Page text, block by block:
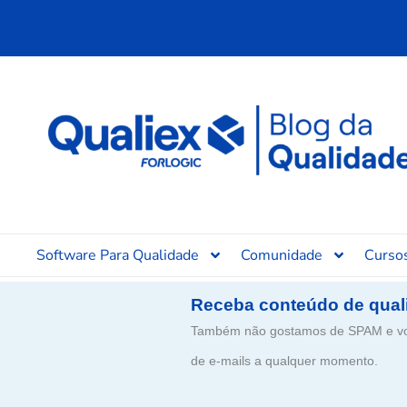
Software Para Qualidade Comunidade
Receba conteúdo de
Também não gostamos de SPAM e
de e-mails a qualquer momento.